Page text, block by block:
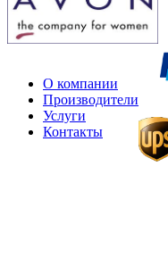
О компании
Производители
Услуги
Контакты